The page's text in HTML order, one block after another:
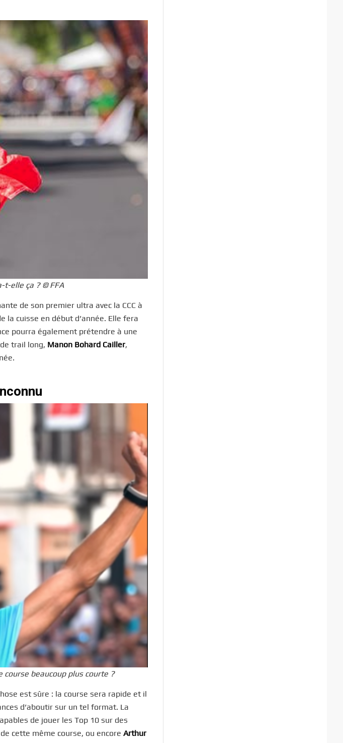
t-elle ça ? © FFA
de son premier ultra avec la CCC à
la cuisse en début d’année. Elle fera
pourra également prétendre à une
trail long, Manon Bohard Cailler,
beaucoup plus courte ?
est sûre : la course sera rapide et il
d’aboutir sur un tel format. La
de jouer les Top 10 sur des
cette même course, ou encore Arthur